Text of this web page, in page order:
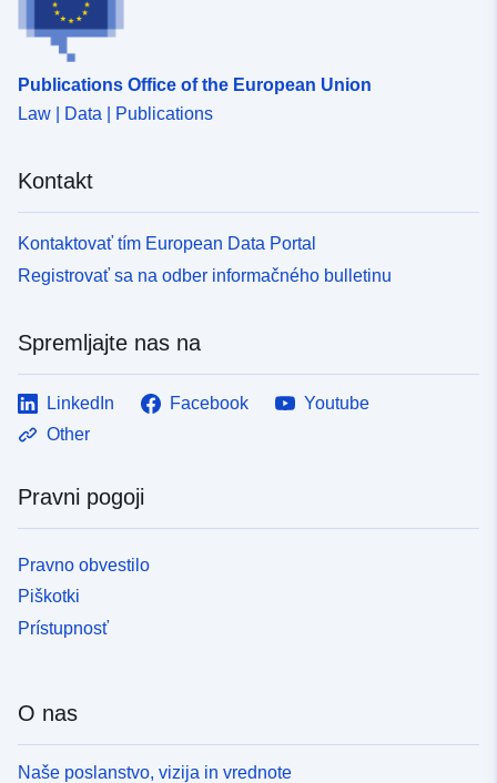
Publications Office of the European Union
Law | Data | Publications
Kontakt
Kontaktovať tím European Data Portal
Registrovať sa na odber informačného bulletinu
Spremljajte nas na
LinkedIn Facebook
Youtube
Other
Pravni pogoji
Pravno obvestilo
Piškotki
Prístupnosť
O nas
Naše poslanstvo, vizija in vrednote